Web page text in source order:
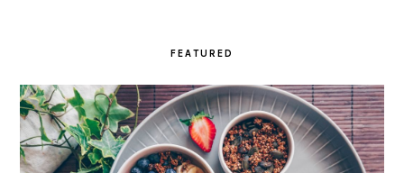
FEATURED